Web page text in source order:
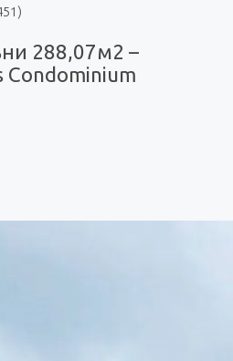
288,07м2 –
Condominium